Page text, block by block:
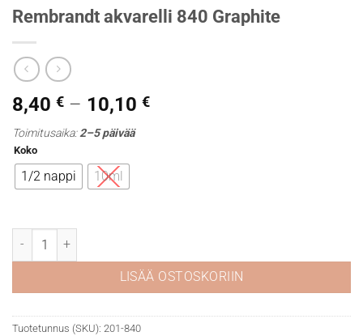
Rembrandt akvarelli 840 Graphite
8,40 € – 10,10 €Hintaluokka:
Toimitusaika:2–5 päivää
Koko
1/2 nappi 10ml
Rembrandt akvarelli 840 Graphite määrä
LISÄÄ OSTOSKORIIN
Tuotetunnus (SKU): 201-840